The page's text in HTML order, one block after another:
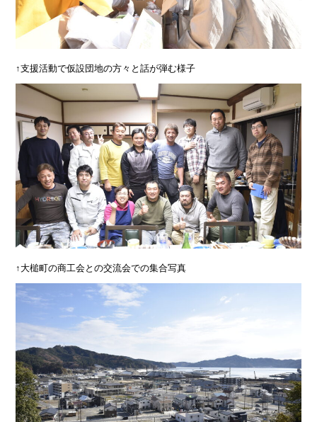
↑支援活動で仮設団地の方々と話が弾む様子
↑大槌町の商工会との交流会での集合写真